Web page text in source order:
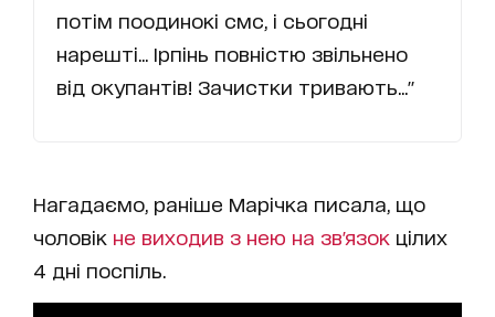
потім поодинокі смс, і сьогодні
нарешті... Ірпінь повністю звільнено
від окупантів! Зачистки тривають..."
Нагадаємо, раніше Марічка писала, що
чоловік не виходив з нею на зв'язок цілих
4 дні поспіль.